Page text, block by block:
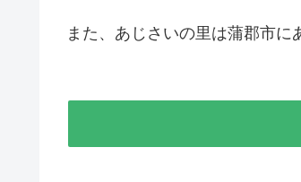
また、あじさいの里は蒲郡市に